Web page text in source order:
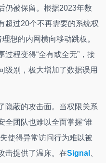
仍被保留。根据2023年数
超过20个不再需要的系统权
想的内网横向移动跳板。
程变得“全有或全无”，接
级别，极大增加了数据误用
隐蔽的攻击面。当权限关系
全团队也难以全面掌握“谁
使得异常访问行为难以被
击提供了温床。在Signal